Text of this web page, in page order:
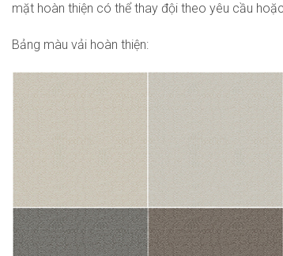
mặt hoàn thiện có thể thay đội theo yêu cầu
Bảng màu vải hoàn thiện: